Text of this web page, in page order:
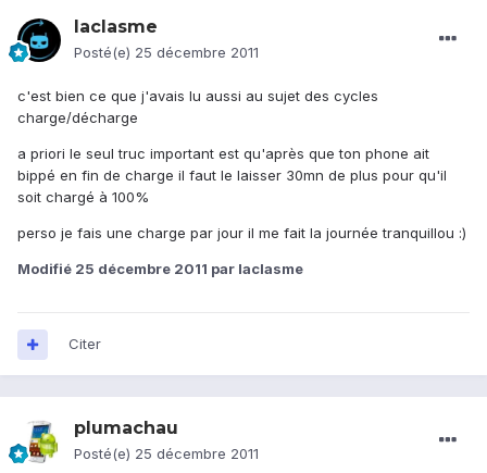
laclasme
Posté(e) 25 décembre 2011
c'est bien ce que j'avais lu aussi au sujet des cycles
charge/décharge
a priori le seul truc important est qu'après que ton phone ait
bippé en fin de charge il faut le laisser 30mn de plus pour qu'il
soit chargé à 100%
perso je fais une charge par jour il me fait la journée tranquillou :)
Modifié 25 décembre 2011 par laclasme
Citer
plumachau
Posté(e) 25 décembre 2011